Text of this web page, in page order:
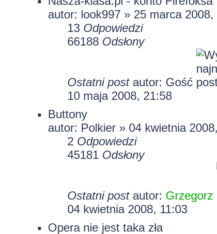
autor: look997» 25 marca 2008,
13 Odpowiedzi
66188 Odsłony
Ostatni post autor: Gość
10 maja 2008, 21:58
Buttony
autor: Polkier » 04 kwietnia
2 Odpowiedzi
45181 Odsłony
Ostatni post autor: Grzegorz
04 kwietnia 2008, 11:03
Opera nie jest taka zła